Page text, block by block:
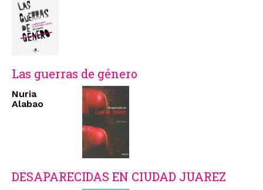
Las guerras de género
Nuria
Alabao
DESAPARECIDAS EN CIUDAD JUAREZ